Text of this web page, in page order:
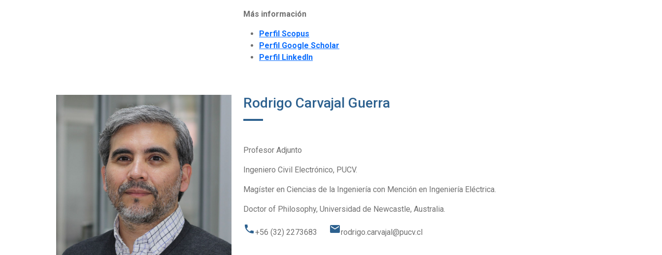
Más información
Perfil Scopus
Perfil Google Scholar
Perfil LinkedIn
Rodrigo Carvajal Guerra
Profesor Adjunto
Ingeniero Civil Electrónico, PUCV.
Magíster en Ciencias de la Ingeniería con Mención en Ingeniería Eléctrica.
Doctor of Philosophy, Universidad de Newcastle, Australia.
phone+56 (32) 2273683 emailrodrigo.carvajal@pucv.cl